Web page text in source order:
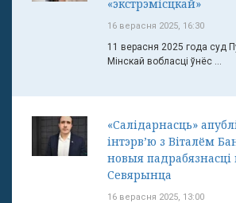
«экстрэмісцкай»
16 верасня 2025, 16:30
11 верасня 2025 года суд
Мінскай вобласці ўнёс ...
«Салідарнасць»
інтэрв’ю з Віталём
новыя падрабязнасці
Севярынца
16 верасня 2025, 13:00